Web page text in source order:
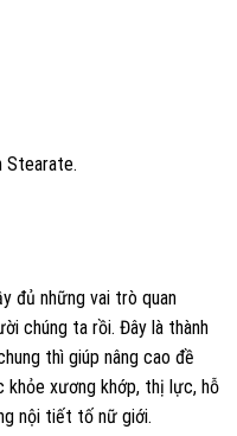
Stearate.
đủ những vai trò quan
chúng ta rồi. Đây là thành
thì giúp nâng cao đề
xương khớp, thị lực, hỗ
nội tiết tố nữ giới.